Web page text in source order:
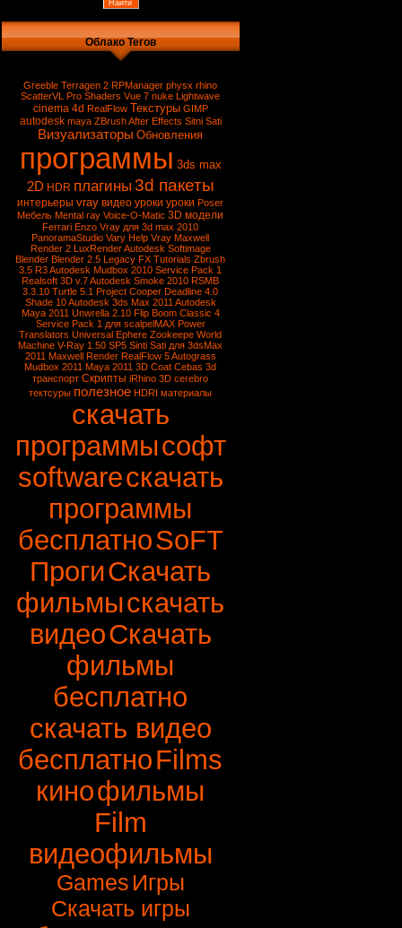
Облако Тегов
Greeble Terragen 2 RPManager physx rhino
ScatterVL Pro Shaders Vue 7 nuke Lightwave
cinema 4d RealFlow Текстуры GIMP
autodesk maya ZBrushAfter Effects Sitni Sati
Визуализаторы Обновления
программы 3ds max
2D HDR плагины 3d пакеты
интерьеры vray видео уроки уроки Poser
Мебель Mental ray Voice-O-Matic 3D модели
Ferrari Enzo Vray для 3d max 2010
PanoramaStudio Vary Help Vray Maxwell
Render 2 LuxRenderAutodesk Softimage
Blender Blender 2.5 Legacy FX Tutorials Zbrush
3.5 R3 Autodesk Mudbox 2010 Service Pack 1
Realsoft 3D v.7 Autodesk Smoke 2010 RSMB
3.3.10 Turtle 5.1 Project Cooper Deadline 4.0
Shade 10Autodesk 3ds Max 2011 Autodesk
Maya 2011 Unwrella 2.10 Flip Boom Classic 4
Service Pack 1 для scalpelMAX Power
Translators Universal Ephere Zookeepe World
Machine V-Ray 1.50 SP5 Sinti Sati для 3dsMax
2011 Maxwell Render RealFlow 5Autograss
Mudbox 2011 Maya 2011 3D Coat Cebas 3d
транспорт Скрипты iRhino 3D cerebro
тектсуры полезное HDRI материалы
скачать
программысофт
softwareскачать
программы
бесплатноSoFT
ПрогиСкачать
фильмыскачать
видеоСкачать
фильмы
бесплатно
скачать видео
бесплатноFilms
кинофильмы
Film
видеофильмы
Games Игры
Скачать игры